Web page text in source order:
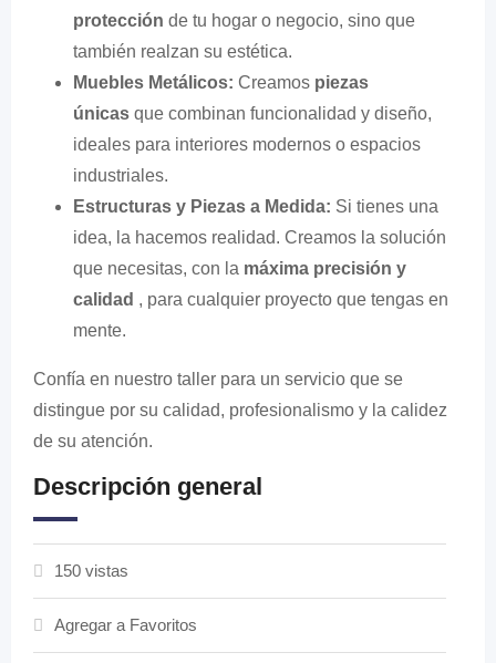
protección de tu hogar o negocio, sino que
también realzan su estética.
Muebles Metálicos: Creamos piezas
únicas que combinan funcionalidad y diseño,
ideales para interiores modernos o espacios
industriales.
Estructuras y Piezas a Medida: Si tienes una
idea, la hacemos realidad. Creamos la solución
que necesitas, con la máxima precisión y
calidad , para cualquier proyecto que tengas en
mente.
Confía en nuestro taller para un servicio que se
distingue por su calidad, profesionalismo y la calidez
de su atención.
Descripción general
150 vistas
Agregar a Favoritos